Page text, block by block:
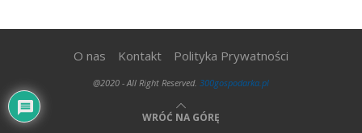
O nas Kontakt Polityka Prywatności
@2020 - All Right Reserved. 300gospodarka.pl
WRÓĆ NA GÓRĘ